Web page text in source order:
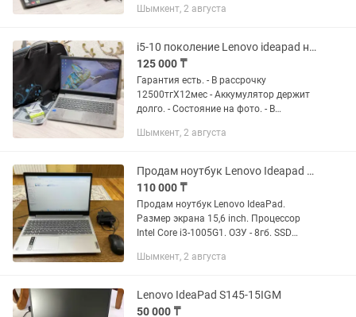
как на фото. - Процессор Ryzen 5-5
Шымкент, 2 августа
i5-10 поколение Lenovo ideapad ноутбук
125 000 ₸
Гарантия есть. - В рассрочку
12500тгХ12мес - Аккумулятор держит
долго. - Состояние на фото. - В
мышка, коврик и зарядка. - Процессор
Шымкент, 2 августа
Продам ноутбук Lenovo Ideapad 15,6inch
110 000 ₸
Продам ноутбук Lenovo IdeaPad.
Размер экрана 15,6 inch. Процессор
Intel Core i3-1005G1. ОЗУ - 8гб. SSD
оригинальное зарядное устройство,
Шымкент, 2 августа
Lenovo IdeaPad S145-15IGM
50 000 ₸